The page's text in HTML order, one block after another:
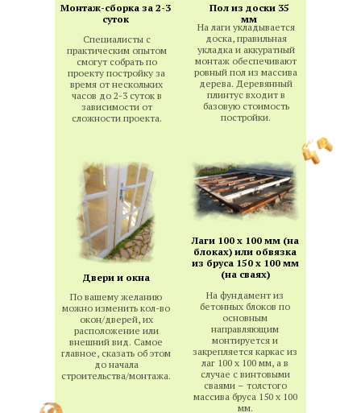
Монтаж-сборка за 2-3
суток
Специалисты с
практическим опытом
смогут собрать по
проекту постройку за
время от нескольких
часов до 2-3 суток в
зависимости от
сложности проекта.
Пол из доски 35
мм
На лаги укладывается
доска, правильная
укладка и аккуратный
монтаж обеспечивают
ровный пол из массива
дерева. Деревянный
плинтус входит в
базовую стоимость
постройки.
Лаги 100 х 100 мм (на
блоках) или обвязка
из бруса 150 х 100 мм
(на сваях)
На фундамент из
бетонных блоков по
основным
направляющим
монтируется и
закрепляется каркас из
лаг 100 х 100 мм, а в
случае с винтовыми
сваями – толстого
массива бруса 150 х 100
мм.
Двери и окна
По вашему желанию
можно изменить кол-во
окон/дверей, их
расположение или
внешний вид. Самое
главное, сказать об этом
до начала
строительства/монтажа.